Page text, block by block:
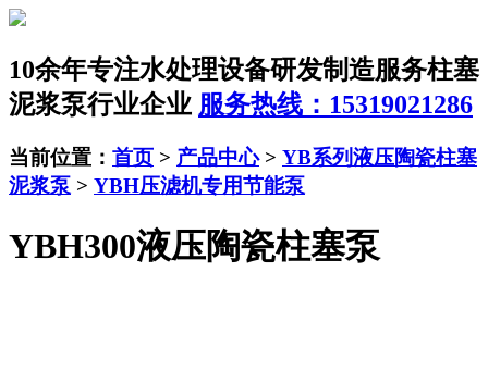
10余年专注水处理设备研发制造服务柱塞
泥浆泵行业企业 服务热线：15319021286
当前位置： 首页 > 产品中心> YB系列液压陶瓷柱塞
泥浆泵 > YBH压滤机专用节能泵
YBH300液压陶瓷柱塞泵